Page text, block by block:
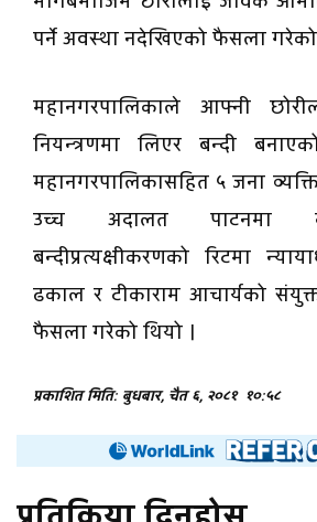
पर्ने अवस्था नदेखिएको फैसला गरेको
महानगरपालिकाले आफ्नी
नियन्त्रणमा लिएर बन्दी
महानगरपालिकासहित ५ जना
उच्च अदालत पाटनमा
बन्दीप्रत्यक्षीकरणको रिटमा
ढकाल र टीकाराम आचार्यको
फैसला गरेको थियो ।
प्रकाशित मिति: बुधबार, चैत ६, २०८१ १०:५८